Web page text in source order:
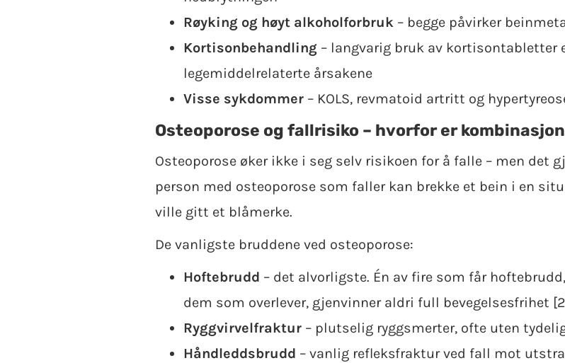
Røyking og høyt alkoholforbruk – begge påvirker
Kortisonbehandling – langvarig bruk av kortisontabletter
legemiddelrelaterte årsakene
Visse sykdommer – KOLS, revmatoid artritt og
Osteoporose og fallrisiko – hvorfor er
Osteoporose øker ikke i seg selv risikoen for å falle – men det
person med osteoporose som faller kan brekke et bein i en
ville gitt et blåmerke.
De vanligste bruddene ved osteoporose:
Hoftebrudd – det alvorligste. Én av fire som får
dem som overlever, gjenvinner aldri full bevegelsesfrihet
Ryggvirvelfraktur – plutselig ryggsmerter, ofte uten
Håndleddsbrudd – vanlig refleksfraktur ved fall mot